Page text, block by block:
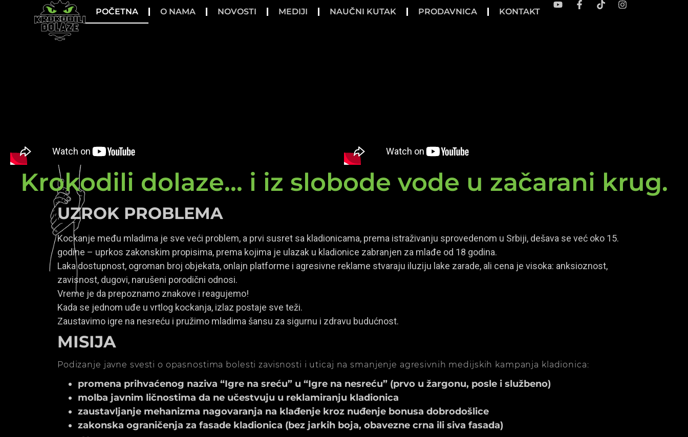
POČETNA O NAMA NOVOSTI MEDIJI NAUČNI KUTAK PRODAVNICA KONTAKT
Krokodili dolaze... i iz slobode vode u začarani krug.
UZROK PROBLEMA
Kockanje među mladima je sve veći problem, a prvi susret sa kladionicama, prema istraživanju sprovedenom u Srbiji, dešava se već oko 15.
godine – uprkos zakonskim propisima, prema kojima je ulazak u kladionice zabranjen za mlađe od 18 godina.
Laka dostupnost, ogroman broj objekata, onlajn platforme i agresivne reklame stvaraju iluziju lake zarade, ali cena je visoka: anksioznost,
zavisnost, dugovi, narušeni porodični odnosi.
Vreme je da prepoznamo znakove i reagujemo!
Kada se jednom uđe u vrtlog kockanja, izlaz postaje sve teži.
Zaustavimo igre na nesreću i pružimo mladima šansu za sigurnu i zdravu budućnost.
MISIJA
Podizanje javne svesti o opasnostima bolesti zavisnosti i uticaj na smanjenje agresivnih medijskih kampanja kladionica:
promena prihvaćenog naziva “Igre na sreću” u “Igre na nesreću” (prvo u žargonu, posle i službeno)
molba javnim ličnostima da ne učestvuju u reklamiranju kladionica
zaustavljanje mehanizma nagovaranja na klađenje kroz nuđenje bonusa dobrodošlice
zakonska ograničenja za fasade kladionica (bez jarkih boja, obavezne crna ili siva fasada)